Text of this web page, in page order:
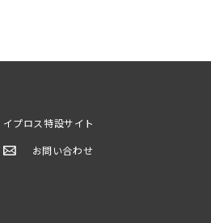
イプロス特設サイト
お問い合わせ